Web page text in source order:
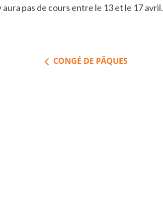
aura pas de cours entre le 13 et le 17 avril.
CONGÉ DE PÂQUES